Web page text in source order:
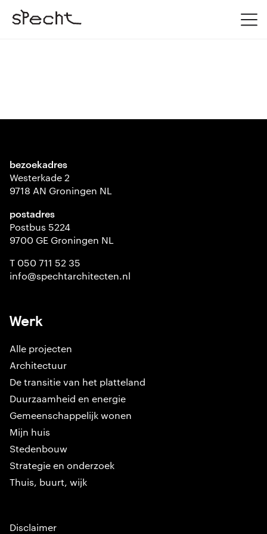
bezoekadres
Westerkade 2
9718 AN Groningen NL
postadres
Postbus 5224
9700 GE Groningen NL
T 050 711 52 35
info@spechtarchitecten.nl
Werk
Alle projecten
Architectuur
De transitie van het platteland
Duurzaamheid en energie
Gemeenschappelijk wonen
Mijn huis
Stedenbouw
Strategie en onderzoek
Thuis, buurt, wijk
Disclaimer